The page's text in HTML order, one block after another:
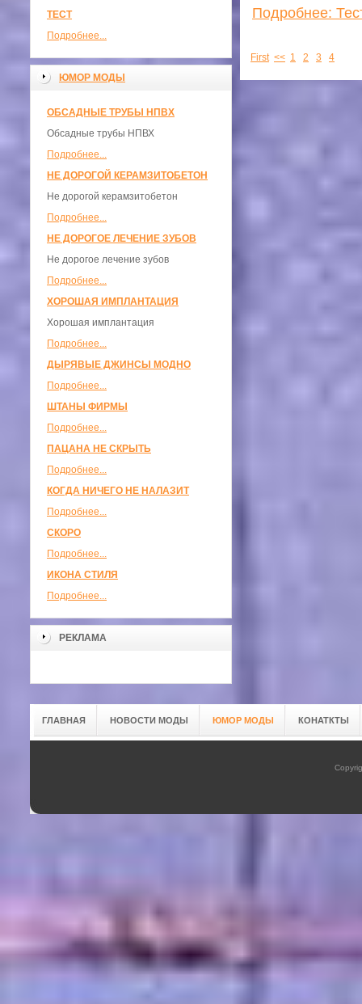
ТЕСТ
Подробнее...
ЮМОР МОДЫ
ОБСАДНЫЕ ТРУБЫ НПВХ
Обсадные трубы НПВХ
Подробнее...
НЕ ДОРОГОЙ КЕРАМЗИТОБЕТОН
Не дорогой керамзитобетон
Подробнее...
НЕ ДОРОГОЕ ЛЕЧЕНИЕ ЗУБОВ
Не дорогое лечение зубов
Подробнее...
ХОРОШАЯ ИМПЛАНТАЦИЯ
Хорошая имплантация
Подробнее...
ДЫРЯВЫЕ ДЖИНСЫ МОДНО
Подробнее...
ШТАНЫ ФИРМЫ
Подробнее...
ПАЦАНА НЕ СКРЫТЬ
Подробнее...
КОГДА НИЧЕГО НЕ НАЛАЗИТ
Подробнее...
СКОРО
Подробнее...
ИКОНА СТИЛЯ
Подробнее...
РЕКЛАМА
Подробнее:
First << 1 2 3 4
ГЛАВНАЯ НОВОСТИ МОДЫ ЮМОР МОДЫ КОНАТКТЫ